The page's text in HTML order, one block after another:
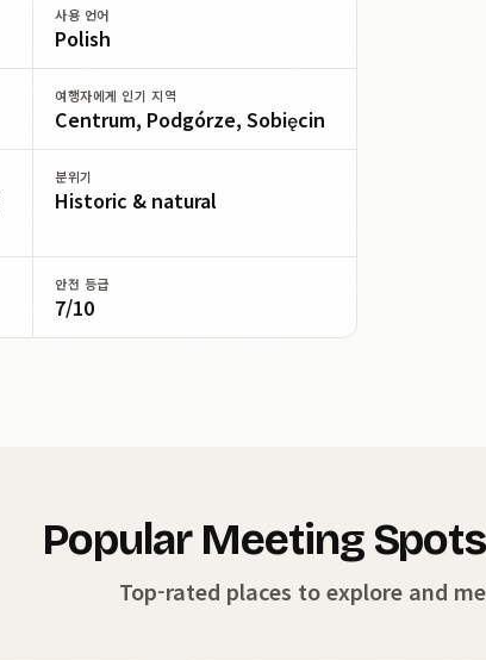
사용 언어
Polish
여행자에게 인기 지역
Centrum, Podgórze, Sobięcin
분위기
Historic & natural
안전 등급
7/10
Popular Meeting
Top-rated places to explore and